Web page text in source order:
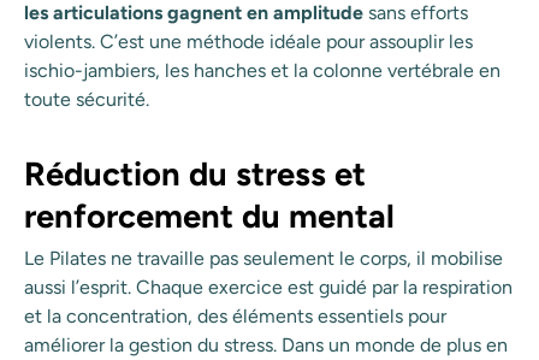
les articulations gagnent en amplitude sans efforts
violents. C’est une méthode idéale pour assouplir les
ischio-jambiers, les hanches et la colonne vertébrale en
toute sécurité.
Réduction du stress et
renforcement du mental
Le Pilates ne travaille pas seulement le corps, il mobilise
aussi l’esprit. Chaque exercice est guidé par la respiration
et la concentration, des éléments essentiels pour
améliorer la gestion du stress. Dans un monde de plus en